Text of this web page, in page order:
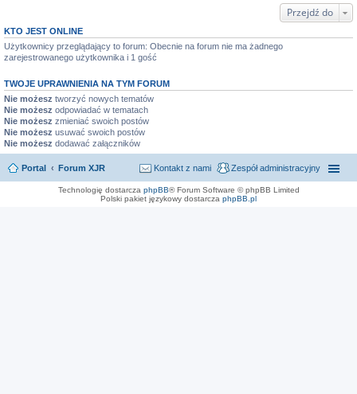
Przejdź do
KTO JEST ONLINE
Użytkownicy przeglądający to forum: Obecnie na forum nie ma żadnego
zarejestrowanego użytkownika i 1 gość
TWOJE UPRAWNIENIA NA TYM FORUM
Nie możesz tworzyć nowych tematów
Nie możesz odpowiadać w tematach
Nie możesz zmieniać swoich postów
Nie możesz usuwać swoich postów
Nie możesz dodawać załączników
Portal Forum XJR Zespół administracyjny
Kontakt z nami
Technologię dostarcza phpBB® Forum Software © phpBB Limited
Polski pakiet językowy dostarcza phpBB.pl